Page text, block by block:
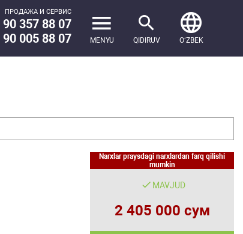
ПРОДАЖА И СЕРВИС
90 357 88 07
90 005 88 07 MENYU QIDIRUV OʻZBEK
Narxlar praysdagi narxlardan farq qilishi
mumkin
MAVJUD
2 405 000 сум